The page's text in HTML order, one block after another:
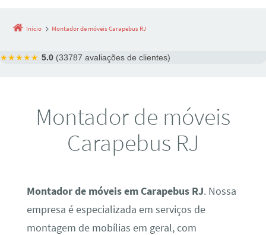
Início Montador de móveis Carapebus RJ
★★★★★ 5.0 (33787 avaliações de clientes)
Montador de móveis
Carapebus RJ
Montador de móveis em Carapebus RJ. Nossa
empresa é especializada em serviços de
montagem de mobílias em geral, com